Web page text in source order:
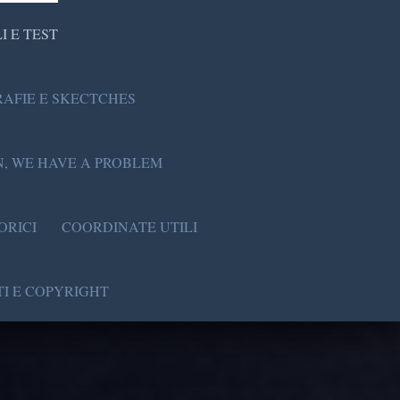
E TEST
E SKECTCHES
WE HAVE A PROBLEM
COORDINATE UTILI
E COPYRIGHT